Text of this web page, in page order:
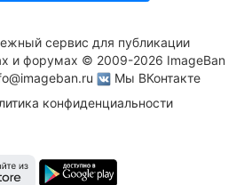
сервис для публикации
и форумах © 2009-2026 ImageBan
Мы ВКонтакте
конфиденциальности